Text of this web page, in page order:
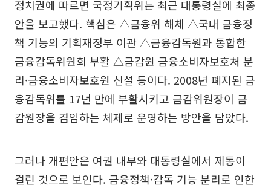
정치권에 따르면 국정기획위는 최근 대통령실에 최종
안을 보고했다. 핵심은 △금융위 해체 △국내 금융정
책 기능의 기획재정부 이관 △금융감독원과 통합한
금융감독위원회 부활 △금감원 금융소비자보호처 분
리·금융소비자보호원 신설 등이다. 2008년 폐지된 금
융감독위를 17년 만에 부활시키고 금감위원장이 금
감원장을 겸임하는 체제로 운영하는 방안을 담았다.
그러나 개편안은 여권 내부와 대통령실에서 제동이
걸린 것으로 보인다. 금융정책·감독 기능 분리로 인한